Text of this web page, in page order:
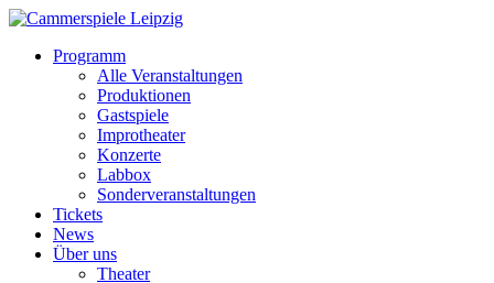
Programm
Alle Veranstaltungen
Produktionen
Gastspiele
Improtheater
Konzerte
Labbox
Sonderveranstaltungen
Tickets
News
Über uns
Theater